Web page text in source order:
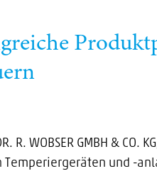
R. WOBSER GMBH &
und -